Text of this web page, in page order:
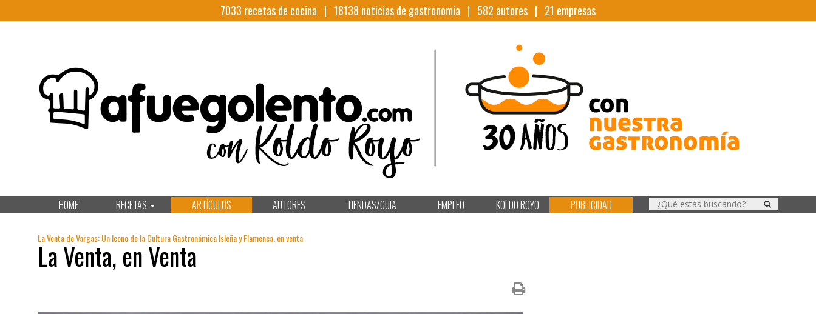
7033 recetas de cocina | 18138 noticias de gastronomia | 582 autores | 21 empresas
HOME RECETAS ARTÍCULOS AUTORES TIENDAS/GUIA EMPLEO KOLDO ROYO PUBLICIDAD
La Venta de Vargas: Un Icono de la Cultura Gastronómica Isleña y Flamenca, en venta
La Venta, en Venta